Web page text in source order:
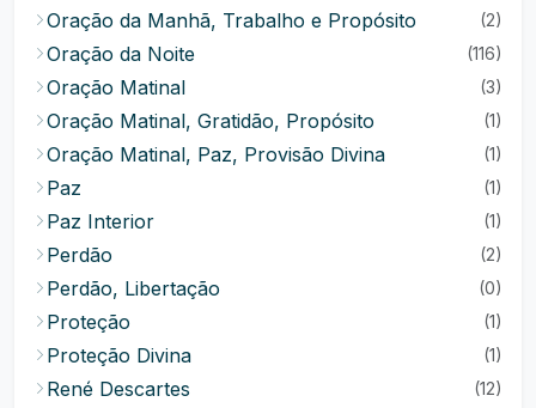
Oração da Manhã, Trabalho e Propósito (2)
Oração da Noite (116)
Oração Matinal (3)
Oração Matinal, Gratidão, Propósito (1)
Oração Matinal, Paz, Provisão Divina (1)
Paz (1)
Paz Interior (1)
Perdão (2)
Perdão, Libertação (0)
Proteção (1)
Proteção Divina (1)
René Descartes (12)